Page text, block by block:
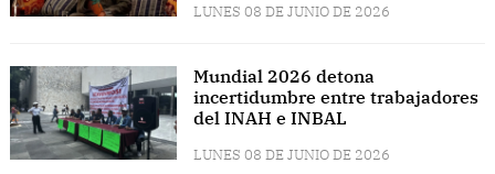
LUNES 08 DE JUNIO DE 2026
Mundial 2026 detona
incertidumbre entre trabajadores
del INAH e INBAL
LUNES 08 DE JUNIO DE 2026